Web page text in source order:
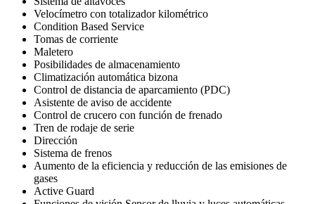
Velocímetro con totalizador kilométrico
Condition Based Service
Tomas de corriente
Maletero
Posibilidades de almacenamiento
Climatización automática bizona
Control de distancia de aparcamiento (PDC)
Asistente de aviso de accidente
Control de crucero con función de frenado
Tren de rodaje de serie
Dirección
Sistema de frenos
Aumento de la eficiencia y reducción de las emisiones de
gases
Active Guard